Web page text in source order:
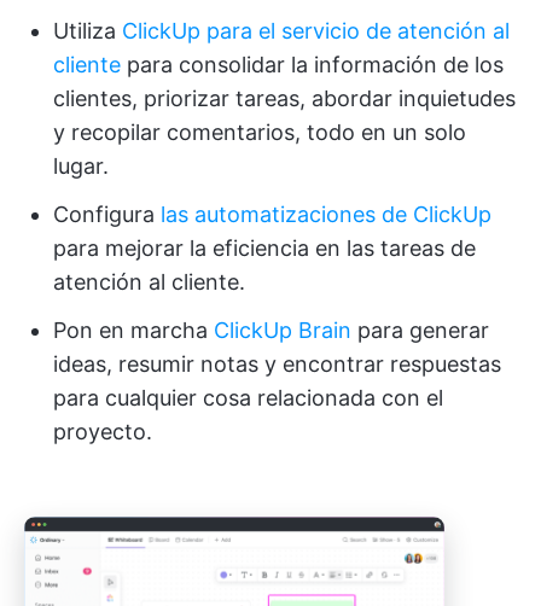
Utiliza ClickUp para el servicio de atención al
cliente para consolidar la información de los
clientes, priorizar tareas, abordar inquietudes
y recopilar comentarios, todo en un solo
lugar.
Configura las automatizaciones de ClickUp
para mejorar la eficiencia en las tareas de
atención al cliente.
Pon en marcha ClickUp Brain para generar
ideas, resumir notas y encontrar respuestas
para cualquier cosa relacionada con el
proyecto.